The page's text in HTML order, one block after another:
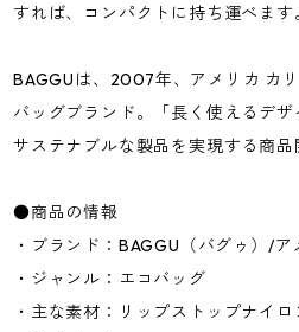
すれば、コンパクトに持ち運べます
BAGGUは、2007年、アメリカ カ
バッグブランド。「長く使えるデ
サステナブルな製品を実現する商品
●商品の情報
・ブランド：BAGGU（バグゥ）/ア
・ジャンル：エコバッグ
・主な素材：リップストップナイ